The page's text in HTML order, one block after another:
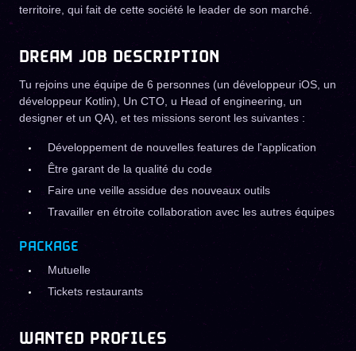
territoire, qui fait de cette société le leader de son marché.
DREAM JOB DESCRIPTION
Tu rejoins une équipe de 6 personnes (un développeur iOS, un
développeur Kotlin), Un CTO, u Head of engineering, un
designer et un QA), et tes missions seront les suivantes :
Développement de nouvelles features de l'application
Être garant de la qualité du code
Faire une veille assidue des nouveaux outils
Travailler en étroite collaboration avec les autres équipes
PACKAGE
Mutuelle
Tickets restaurants
WANTED PROFILES